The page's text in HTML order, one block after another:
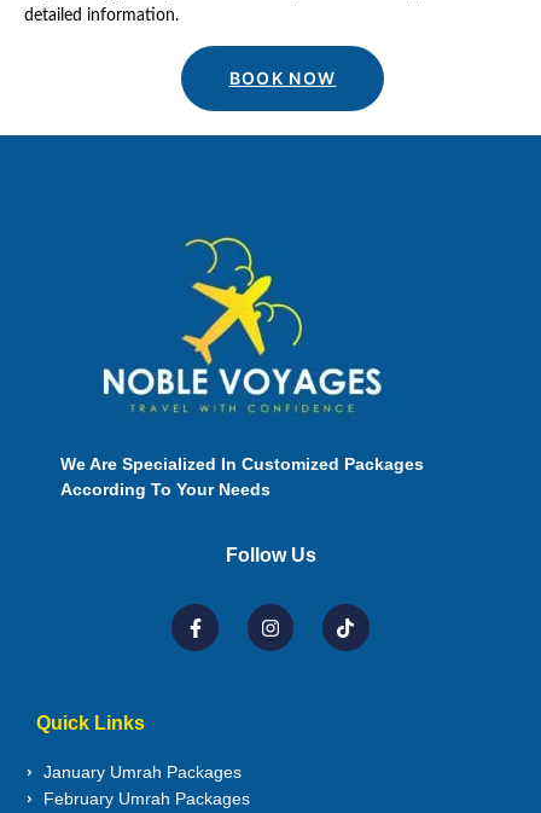
detailed information.
BOOK NOW
We Are Specialized In Customized Packages
According To Your Needs
Follow Us
Quick Links
January Umrah Packages
February Umrah Packages